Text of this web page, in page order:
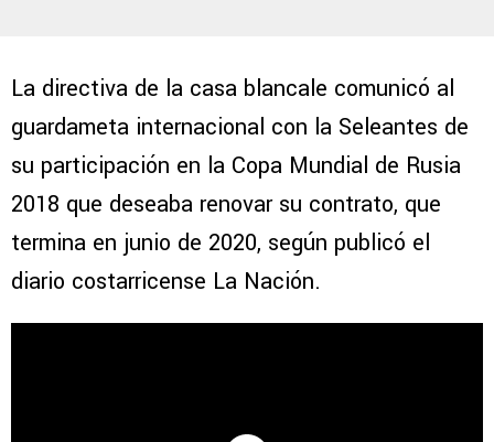
La directiva de la casa blancale comunicó al
guardameta internacional con la Seleantes de
su participación en la Copa Mundial de Rusia
2018 que deseaba renovar su contrato, que
termina en junio de 2020, según publicó el
diario costarricense La Nación.